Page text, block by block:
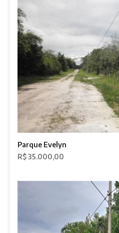
Parque Evelyn
R$ 35.000,00